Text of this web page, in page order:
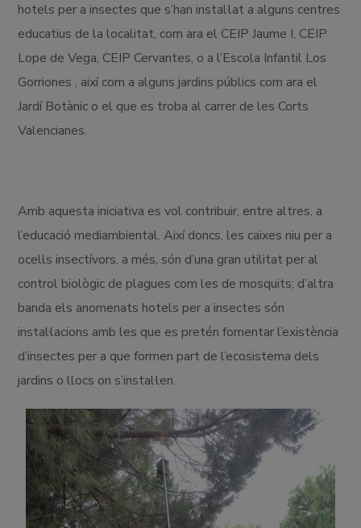
hotels per a insectes que s’han instal·lat a alguns centres
educatius de la localitat, com ara el CEIP Jaume I, CEIP
Lope de Vega, CEIP Cervantes, o a l’Escola Infantil Los
Gorriones , així com a alguns jardins públics com ara el
Jardí Botànic o el que es troba al carrer de les Corts
Valencianes.
Amb aquesta iniciativa es vol contribuir, entre altres, a
l’educació mediambiental. Així doncs, les caixes niu per a
ocells insectívors, a més, són d’una gran utilitat per al
control biològic de plagues com les de mosquits; d’altra
banda els anomenats hotels per a insectes són
instal·lacions amb les que es pretén fomentar l’existència
d’insectes per a que formen part de l’ecosistema dels
jardins o llocs on s’instal·len.